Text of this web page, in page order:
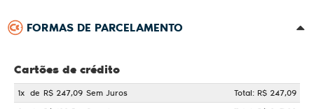
FORMAS DE PARCELAMENTO
Cartões de crédito
1x de R$ 247,09 Sem Juros
Total: R$ 247,09